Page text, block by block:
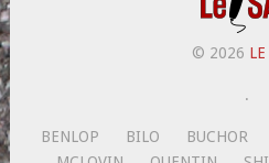
© 2026
.
BENLOP BILO BUCHOR